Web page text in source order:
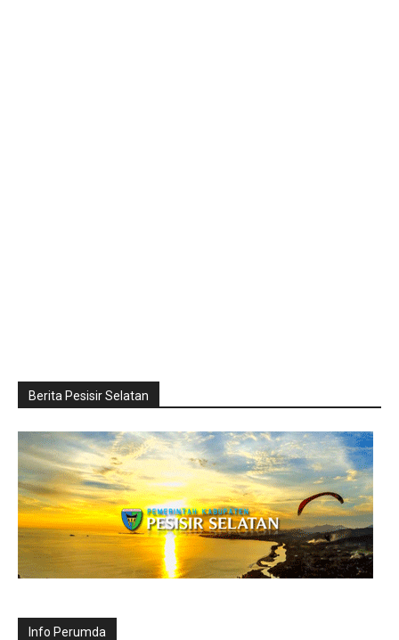
Berita Pesisir Selatan
Info Perumda